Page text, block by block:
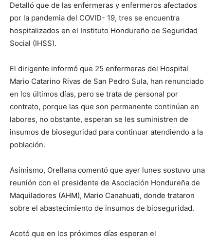
Detalló que de las enfermeras y enfermeros afectados
por la pandemia del COVID- 19, tres se encuentra
hospitalizados en el Instituto Hondureño de Seguridad
Social (IHSS).
El dirigente informó que 25 enfermeras del Hospital
Mario Catarino Rivas de San Pedro Sula, han renunciado
en los últimos días, pero se trata de personal por
contrato, porque las que son permanente continúan en
labores, no obstante, esperan se les suministren de
insumos de bioseguridad para continuar atendiendo a la
población.
Asimismo, Orellana comentó que ayer lunes sostuvo una
reunión con el presidente de Asociación Hondureña de
Maquiladores (AHM), Mario Canahuati, donde trataron
sobre el abastecimiento de insumos de bioseguridad.
Acotó que en los próximos días esperan el